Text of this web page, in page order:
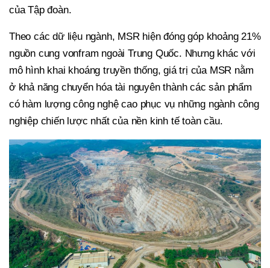
của Tập đoàn.
Theo các dữ liệu ngành, MSR hiện đóng góp khoảng 21%
nguồn cung vonfram ngoài Trung Quốc. Nhưng khác với
mô hình khai khoáng truyền thống, giá trị của MSR nằm
ở khả năng chuyển hóa tài nguyên thành các sản phẩm
có hàm lượng công nghệ cao phục vụ những ngành công
nghiệp chiến lược nhất của nền kinh tế toàn cầu.